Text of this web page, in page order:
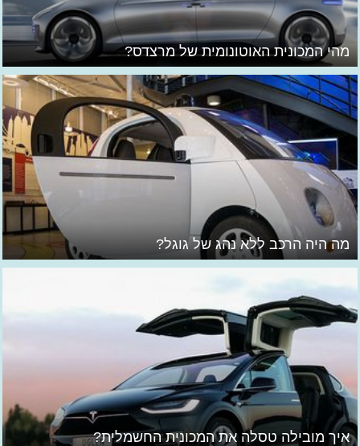
מהי המכונית האוטונומית של מרצדס?
מה היה הרכב ללא נהג של גוגל?
איך מובילה טסלה את המכונית החשמלית?